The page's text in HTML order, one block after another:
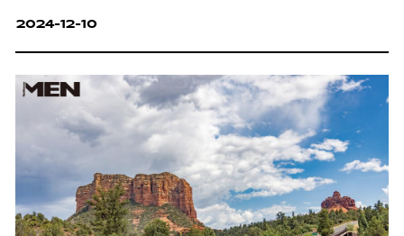
2024-12-10